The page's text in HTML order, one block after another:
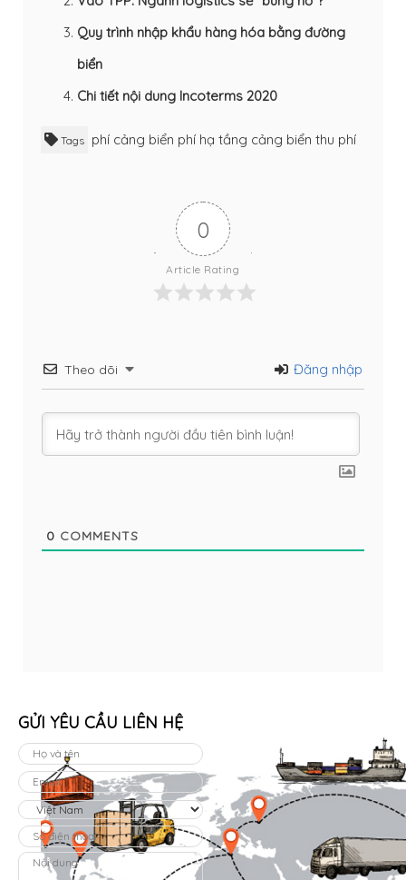
Quy trình nhập khẩu hàng hóa bằng đường
biển
Chi tiết nội dung Incoterms 2020
Tags phí cảng biển phí hạ tầng cảng biển thu phí
0
Article Rating
Theo dõi Đăng nhập
0 COMMENTS
GỬI YÊU CẦU LIÊN HỆ